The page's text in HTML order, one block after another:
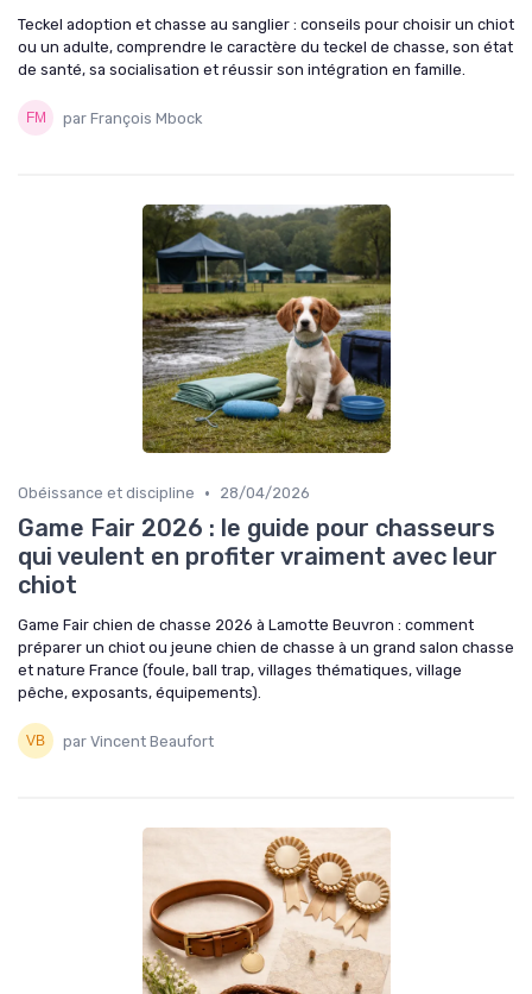
Teckel adoption et chasse au sanglier : conseils pour choisir un chiot
ou un adulte, comprendre le caractère du teckel de chasse, son état
de santé, sa socialisation et réussir son intégration en famille.
par François Mbock
Obéissance et discipline • 28/04/2026
Game Fair 2026 : le guide pour chasseurs
qui veulent en profiter vraiment avec leur
chiot
Game Fair chien de chasse 2026 à Lamotte Beuvron : comment
préparer un chiot ou jeune chien de chasse à un grand salon chasse
et nature France (foule, ball trap, villages thématiques, village
pêche, exposants, équipements).
par Vincent Beaufort